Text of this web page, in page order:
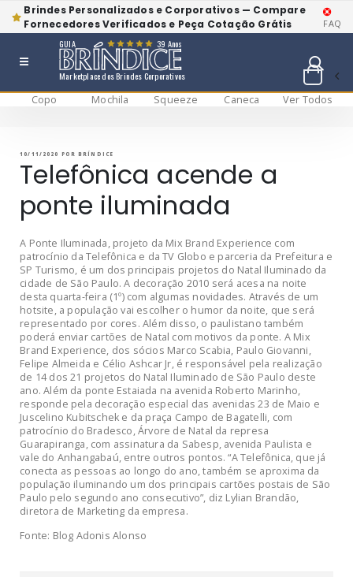
Brindes Personalizados e Corporativos — Compare
Fornecedores Verificados e Peça Cotação Grátis
FAQ
Marketplace dos Brindes Corporativos
GUIA 39 Anos
Copo Mochila Squeeze Caneca
Ver Todos
conteúdo
PUBLICADO
10/11/2020 PORBRÍNDICE
Telefônica acende a
ponte iluminada
A Ponte Iluminada, projeto da Mix Brand Experience com
patrocínio da Telefônica e da TV Globo e parceria da Prefeitura e
SP Turismo, é um dos principais projetos do Natal Iluminado da
cidade de São Paulo. A decoração 2010 será acesa na noite
desta quarta-feira (1º) com algumas novidades. Através de um
hotsite, a população vai escolher o humor da noite, que será
representado por cores. Além disso, o paulistano também
poderá enviar cartões de Natal com motivos da ponte. A Mix
Brand Experience, dos sócios Marco Scabia, Paulo Giovanni,
Felipe Almeida e Célio Ashcar Jr, é responsável pela realização
de 14 dos 21 projetos do Natal Iluminado de São Paulo deste
ano. Além da ponte Estaiada na avenida Roberto Marinho,
responde pela decoração especial das avenidas 23 de Maio e
Juscelino Kubitschek e da praça Campo de Bagatelli, com
patrocínio do Bradesco, Árvore de Natal da represa
Guarapiranga, com assinatura da Sabesp, avenida Paulista e
vale do Anhangabaú, entre outros pontos. “A Telefônica, que já
conecta as pessoas ao longo do ano, também se aproxima da
população iluminando um dos principais cartões postais de São
Paulo pelo segundo ano consecutivo”, diz Lylian Brandão,
diretora de Marketing da empresa.
Fonte: Blog Adonis Alonso